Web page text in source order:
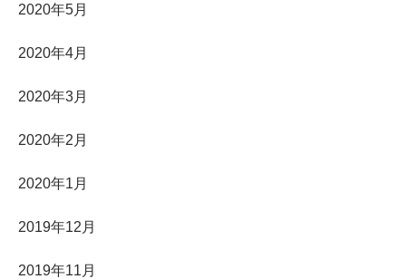
2020年5月
2020年4月
2020年3月
2020年2月
2020年1月
2019年12月
2019年11月